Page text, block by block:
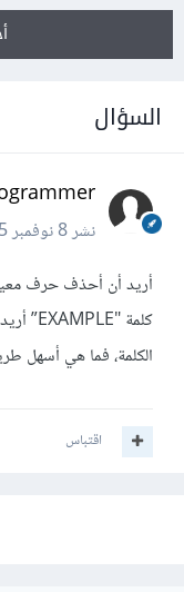
السؤال
نشر8 نوفمبر 2015
أريد أن أحذف حرف
الكلمة، فما هي أسهل
اقتباس